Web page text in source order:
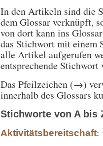
In den Artikeln sind die
dem Glossar verknüpft,
von dort kann ins
das Stichwort mit einem
alle Artikel aufgerufen
entsprechende Stichwort
Das Pfeilzeichen (→)
innerhalb des Glossars
Stichworte von A bis
Aktivitätsbereitschaft: